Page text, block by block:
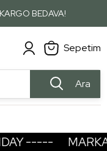
BEDAVA!
Sepetim
Ara
-----